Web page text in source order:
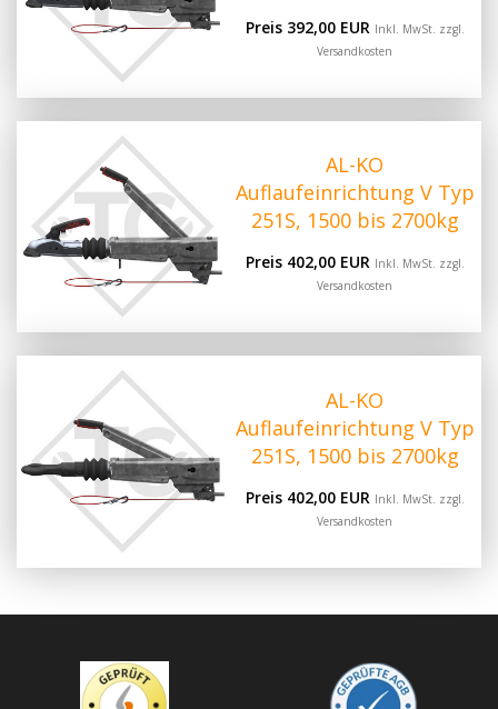
Preis 392,00 EUR Inkl. MwSt. zzgl.
Versandkosten
AL-KO
Auflaufeinrichtung V Typ
251S, 1500 bis 2700kg
Preis 402,00 EUR Inkl. MwSt. zzgl.
Versandkosten
AL-KO
Auflaufeinrichtung V Typ
251S, 1500 bis 2700kg
Preis 402,00 EUR Inkl. MwSt. zzgl.
Versandkosten